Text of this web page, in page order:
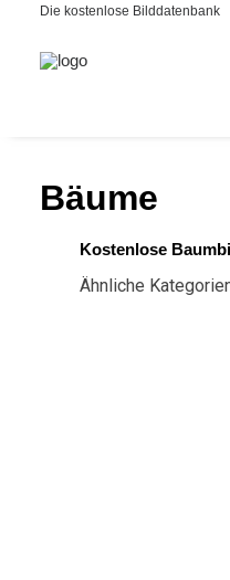
Die kostenlose Bilddatenbank
Bäume
Kostenlose
Ähnliche